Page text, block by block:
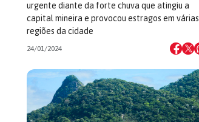
urgente diante da forte chuva que atingiu a
capital mineira e provocou estragos em várias
regiões da cidade
24/01/2024